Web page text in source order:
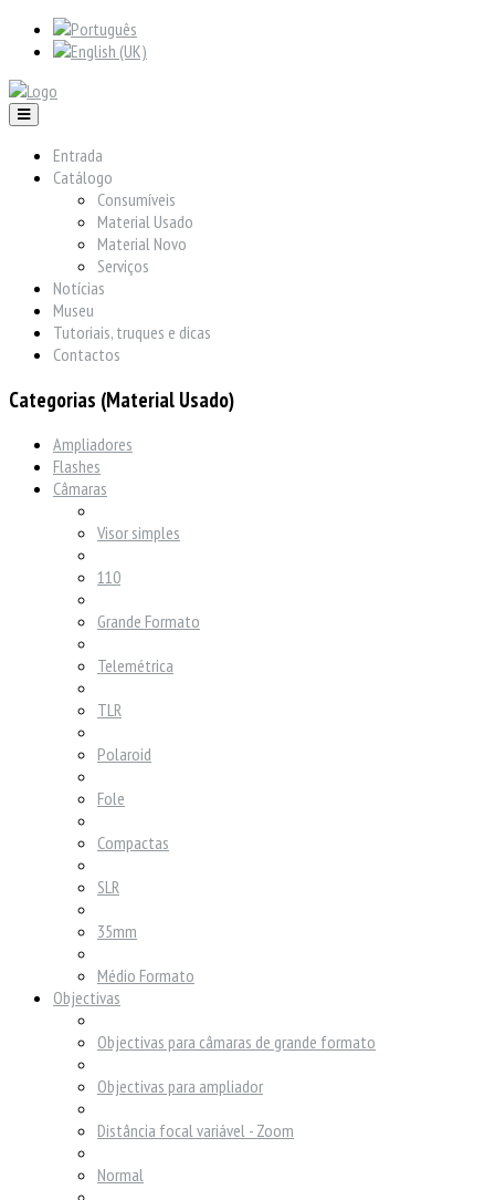
Entrada
Catálogo
Consumíveis
Material Usado
Material Novo
Serviços
Notícias
Museu
Tutoriais, truques e dicas
Contactos
Categorias (Material Usado)
Ampliadores
Flashes
Câmaras
Visor simples
110
Grande Formato
Telemétrica
TLR
Polaroid
Fole
Compactas
SLR
35mm
Médio Formato
Objectivas
Objectivas para câmaras de grande formato
Objectivas para ampliador
Distância focal variável - Zoom
Normal